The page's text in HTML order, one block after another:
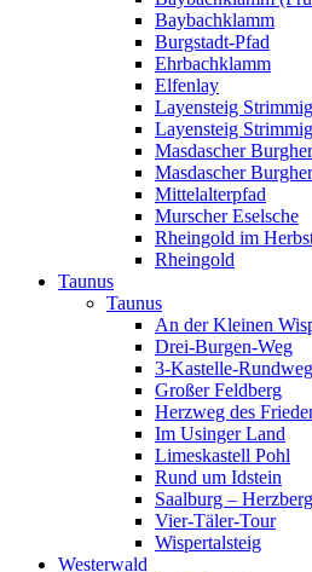
Baybachklamm
Burgstadt-Pfad
Ehrbachklamm
Elfenlay
Layensteig
Layensteig
Masdascher
Masdascher
Mittelalterpfad
Murscher Eselsche
Rheingold im
Rheingold
Taunus
Taunus
An der Kleinen
Drei-Burgen-Weg
3-Kastelle-Rundweg
Großer Feldberg
Herzweg des
Im Usinger Land
Limeskastell Pohl
Rund um Idstein
Saalburg –
Vier-Täler-Tour
Wispertalsteig
Westerwald